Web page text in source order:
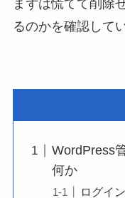
まずは慌てて削除
るのかを確認して
WordPress
何か
ログイ